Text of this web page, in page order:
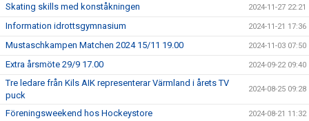
Skating skills med konståkningen 2024-11-27 22:21
Information idrottsgymnasium 2024-11-21 17:36
Mustaschkampen Matchen 2024 15/11 19.00 2024-11-03 07:50
Extra årsmöte 29/9 17.00 2024-09-22 09:40
Tre ledare från Kils AIK representerar Värmland i årets TV
puck
2024-08-25 09:28
Föreningsweekend hos Hockeystore 2024-08-21 11:32